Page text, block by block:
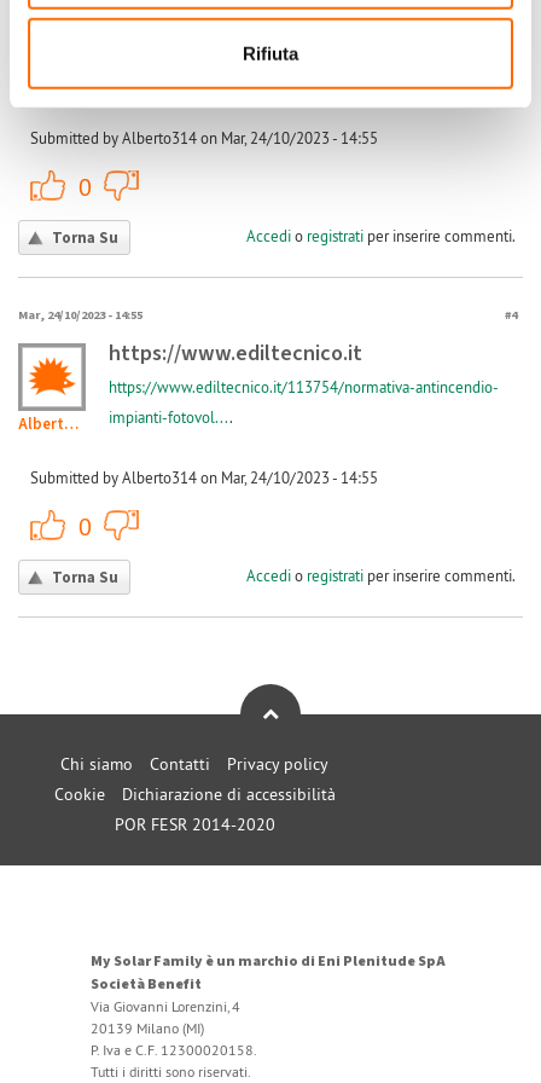
Rifiuta
" In ogni caso i moduli, le condutture, gli inverter, i quadri ed altri
eventuali apparati non dovranno essere installati nel raggio di 1 m dagli
Submitted by Alberto314 on Mar, 24/10/2023 - 14:55
0
Torna Su Accedio registratiper inserire commenti.
Mar, 24/10/2023 - 14:55 #4
Alberto314
https://www.ediltecnico.it
https://www.ediltecnico.it/113754/normativa-antincendio-
impianti-fotovol....
Submitted by Alberto314 on Mar, 24/10/2023 - 14:55
0
Torna Su Accedio registratiper inserire commenti.
Chi siamo Contatti
Privacy policy
Cookie
Dichiarazione di accessibilità
POR FESR 2014-2020
My Solar Family è un marchio di Eni Plenitude SpA
Società Benefit
Via Giovanni Lorenzini, 4
20139 Milano (MI)
P. Iva e C.F. 12300020158.
Tutti i diritti sono riservati.